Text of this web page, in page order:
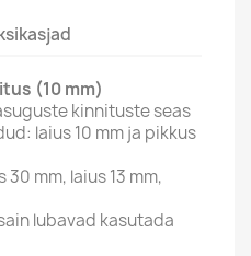
(10 mm)
kinnituste seas
laius 10 mm ja pikkus
mm, laius 13 mm,
lubavad kasutada